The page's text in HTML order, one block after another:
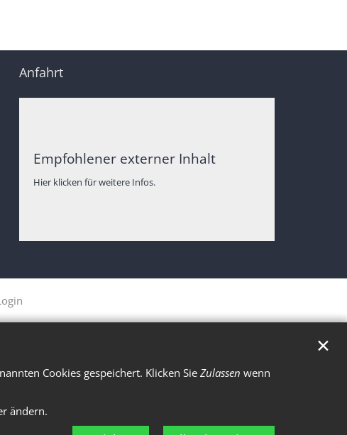
Cookies gespeichert. Klicken Sie Zulassen wenn
ändern.
✕
Anfahrt
Empfohlener externer Inhalt
Hier klicken für weitere Infos.